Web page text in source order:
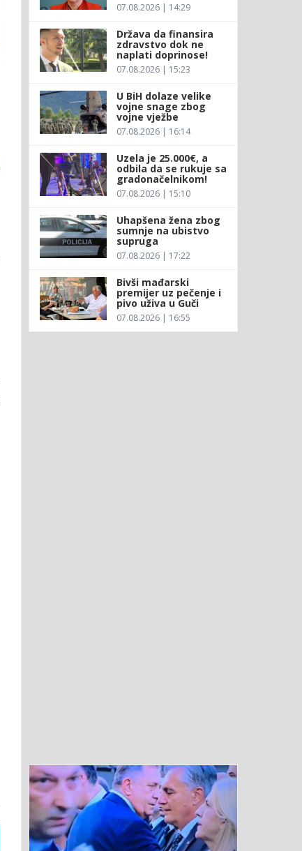
07.08.2026 | 14:29
Država da finansira
zdravstvo dok ne
naplati doprinose!
07.08.2026 | 15:23
U BiH dolaze velike
vojne snage zbog
vojne vježbe
07.08.2026 | 16:14
Uzela je 25.000€, a
odbila da se rukuje sa
gradonačelnikom!
07.08.2026 | 15:10
Uhapšena žena zbog
sumnje na ubistvo
supruga
07.08.2026 | 17:22
Bivši mađarski
premijer uz pečenje i
pivo uživa u Guči
07.08.2026 | 16:55